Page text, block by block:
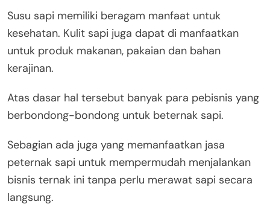
Susu sapi memiliki beragam manfaat untuk
kesehatan. Kulit sapi juga dapat di manfaatkan
untuk produk makanan, pakaian dan bahan
kerajinan.
Atas dasar hal tersebut banyak para pebisnis yang
berbondong-bondong untuk beternak sapi.
Sebagian ada juga yang memanfaatkan jasa
peternak sapi untuk mempermudah menjalankan
bisnis ternak ini tanpa perlu merawat sapi secara
langsung.